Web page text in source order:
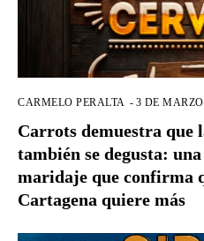
CARMELO PERALTA - 3 DE
Carrots demuestra que
también se degusta: una
maridaje que confirma
Cartagena quiere más